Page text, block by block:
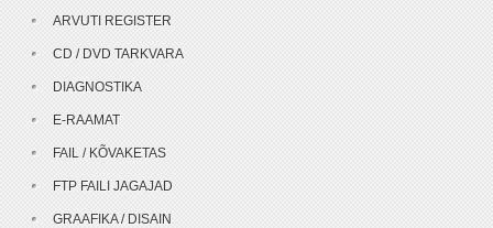
ARVUTI REGISTER
CD / DVD TARKVARA
DIAGNOSTIKA
E-RAAMAT
FAIL / KÕVAKETAS
FTP FAILI JAGAJAD
GRAAFIKA / DISAIN